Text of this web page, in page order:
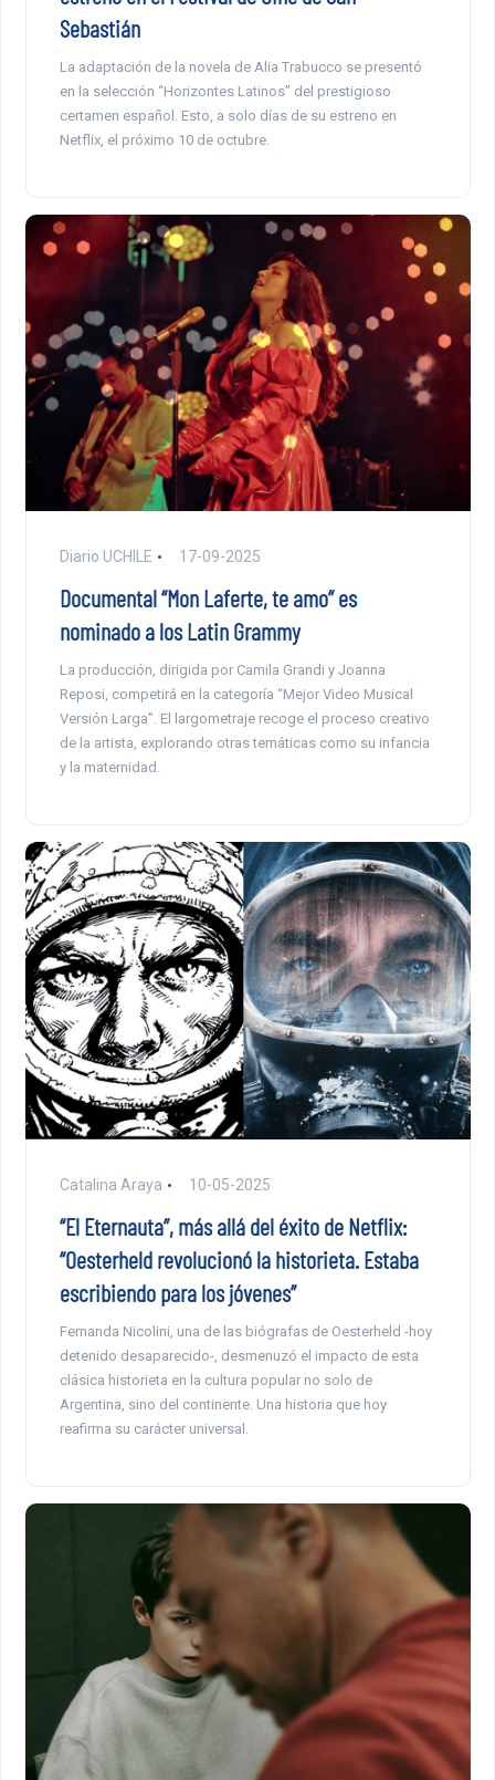
Sebastián
La adaptación de la novela de Alia Trabucco se presentó
en la selección “Horizontes Latinos” del prestigioso
certamen español. Esto, a solo días de su estreno en
Netflix, el próximo 10 de octubre.
Diario UCHILE 17-09-2025
Documental “Mon Laferte, te amo” es
nominado a los Latin Grammy
La producción, dirigida por Camila Grandi y Joanna
Reposi, competirá en la categoría “Mejor Video Musical
Versión Larga”. El largometraje recoge el proceso creativo
de la artista, explorando otras temáticas como su infancia
y la maternidad.
Catalina Araya 10-05-2025
“El Eternauta”, más allá del éxito de Netflix:
“Oesterheld revolucionó la historieta. Estaba
escribiendo para los jóvenes”
Fernanda Nicolini, una de las biógrafas de Oesterheld -hoy
detenido desaparecido-, desmenuzó el impacto de esta
clásica historieta en la cultura popular no solo de
Argentina, sino del continente. Una historia que hoy
reafirma su carácter universal.